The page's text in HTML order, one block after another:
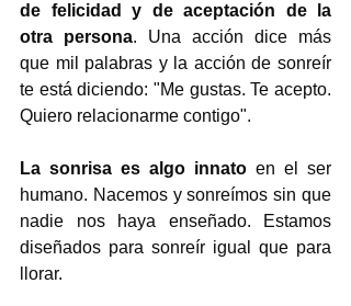
de felicidad y de aceptación de la
otra persona. Una acción dice más
que mil palabras y la acción de sonreír
te está diciendo: "Me gustas. Te acepto.
Quiero relacionarme contigo".
La sonrisa es algo innato en el ser
humano. Nacemos y sonreímos sin que
nadie nos haya enseñado. Estamos
diseñados para sonreír igual que para
llorar.